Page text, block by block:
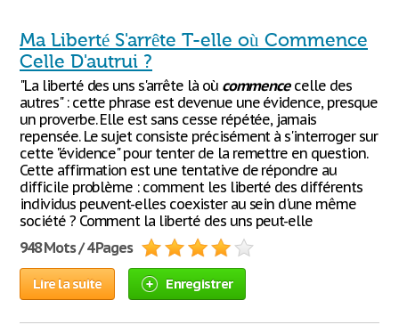
Ma Liberté S'arrête T-elle où Commence
Celle D'autrui ?
"La liberté des uns s'arrête là où commencecelle des
autres" : cette phrase est devenue une évidence, presque
un proverbe. Elle est sans cesse répétée, jamais
repensée. Le sujet consiste précisément à s'interroger sur
cette "évidence" pour tenter de la remettre en question.
Cette affirmation est une tentative de répondre au
difficile problème : comment les liberté des différents
individus peuvent-elles coexister au sein d'une même
société ? Comment la liberté des uns peut-elle
948 Mots / 4 Pages
Lire la suite Enregistrer